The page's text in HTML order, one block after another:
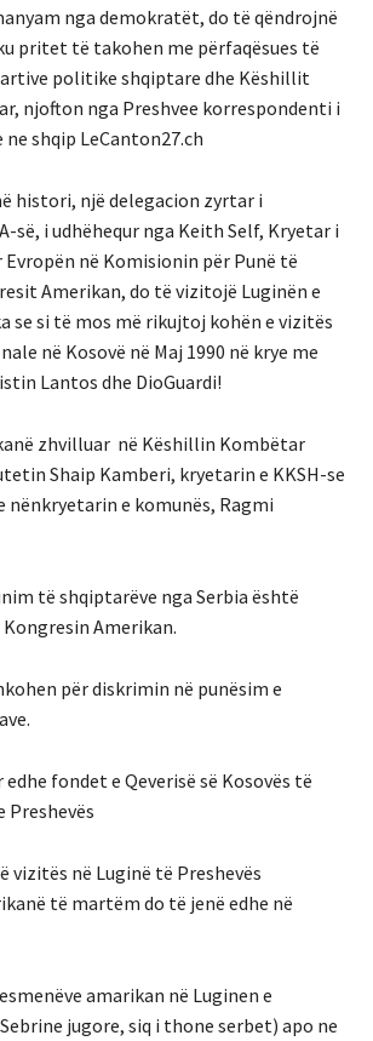
nga demokratët, do të qëndrojnë
pritet të takohen me përfaqësues të
politike shqiptare dhe Këshillit
njofton nga Preshvee korrespondenti i
shqip LeCanton27.ch
histori, një delegacion zyrtar i
së, i udhëhequr nga Keith Self, Kryetar i
në Komisionin për Punë të
Amerikan, do të vizitojë Luginën e
se si të mos më rikujtoj kohën e vizitës
në Kosovë në Maj 1990 në krye me
Lantos dhe DioGuardi!
zhvilluar në Këshillin Kombëtar
Shaip Kamberi, kryetarin e KKSH-se
nënkryetarin e komunës, Ragmi
të shqiptarëve nga Serbia është
Amerikan.
për diskrimin në punësim e
fondet e Qeverisë së Kosovës të
Preshevës
vizitës në Luginë të Preshevës
të martëm do të jenë edhe në
amarikan në Luginen e
jugore, siq i thone serbet) apo ne